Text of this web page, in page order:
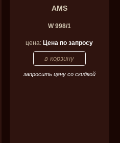
AMS
W 998/1
цена:Цена по запросу
запросить цену со скидкой